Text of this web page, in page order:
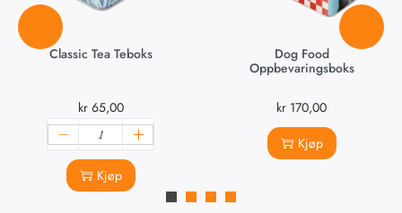
Classic Tea Teboks
kr65,00
Kjøp
Dog Food
Oppbevaringsboks
kr 170,00
Kjøp